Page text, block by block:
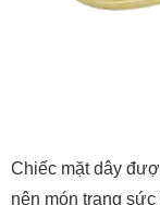
Chiếc mặt dây
nên món trang